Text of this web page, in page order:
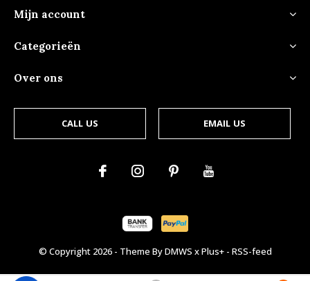
Mijn account
Categorieën
Over ons
CALL US EMAIL US
© Copyright 2026- Theme ByDMWS xPlus+- RSS-feed